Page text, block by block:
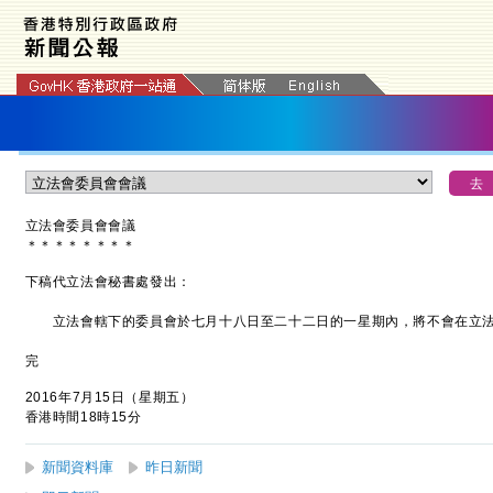
立法會委員會會議
＊ ＊ ＊ ＊ ＊ ＊ ＊ ＊
下稿代立法會秘書處發出：
立法會轄下的委員會於七月十八日至二十二日的一星期內，將不會在立
完
2016年7月15日（星期五）
香港時間18時15分
新聞資料庫
昨日新聞